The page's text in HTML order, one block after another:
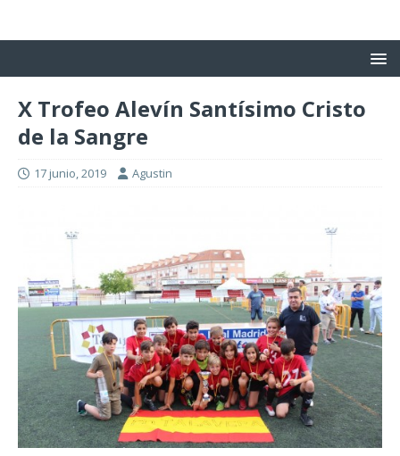
X Trofeo Alevín Santísimo Cristo
de la Sangre
17 junio, 2019 Agustin